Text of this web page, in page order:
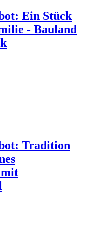
Ein Stück
- Bauland
Tradition
mit